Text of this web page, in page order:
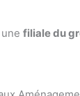
unefiliale du